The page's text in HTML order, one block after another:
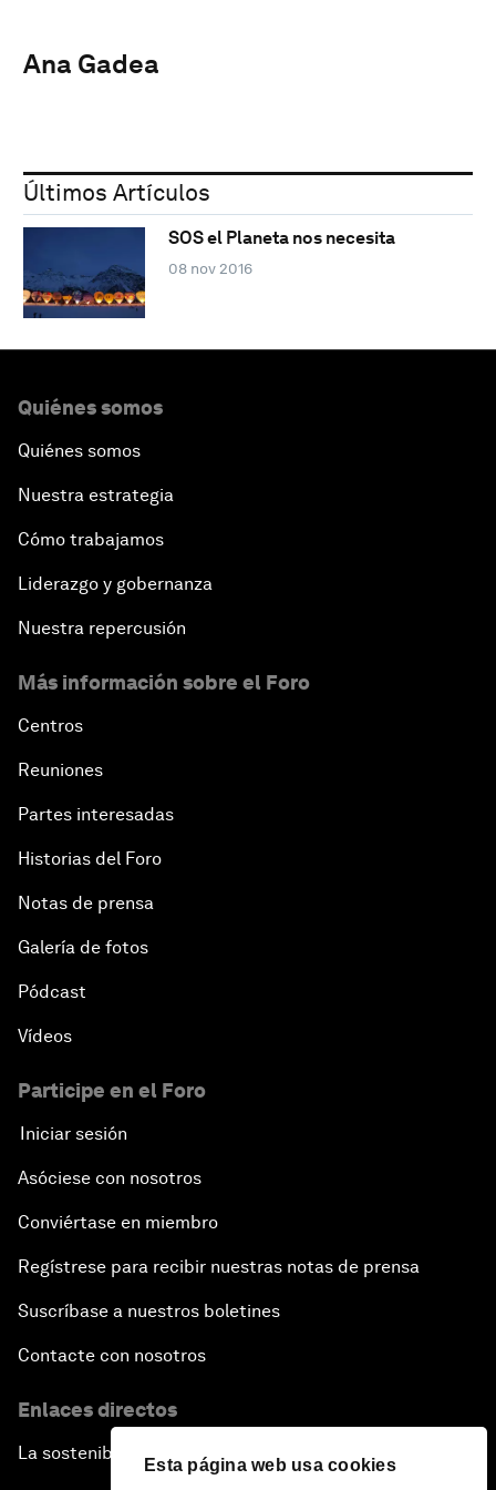
Esta página web usa cookies
Ana Gadea
Últimos Artículos
SOS el Planeta nos necesita
08 nov 2016
Quiénes somos
Quiénes somos
Nuestra estrategia
Cómo trabajamos
Liderazgo y gobernanza
Nuestra repercusión
Más información sobre el Foro
Centros
Reuniones
Partes interesadas
Historias del Foro
Notas de prensa
Galería de fotos
Pódcast
Vídeos
Participe en el Foro
Iniciar sesión
Asóciese con nosotros
Conviértase en miembro
Regístrese para recibir nuestras notas de prensa
Suscríbase a nuestros boletines
Contacte con nosotros
Enlaces directos
La sostenibilidad en el Foro